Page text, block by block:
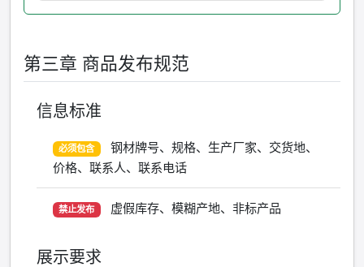
第三章 商品发布规范
信息标准
必须包含
钢材牌号、规格、生产厂家、交货地、
价格、联系人、联系电话
禁止发布 虚假库存、模糊产地、非标产品
展示要求